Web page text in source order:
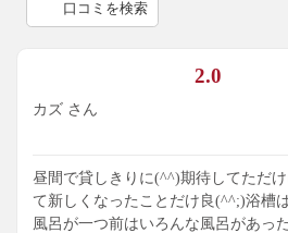
口コミを検索
2.0
カズ さん
昼間で貸しきりに(^^)期待してただ
て新しくなったことだけ良(^^;)浴槽
風呂が一つ前はいろんな風呂があっ